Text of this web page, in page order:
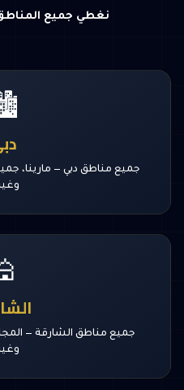
نغطي جميع المناطق
جميع مناطق دبي — مارينا،
جميع مناطق الشارقة —